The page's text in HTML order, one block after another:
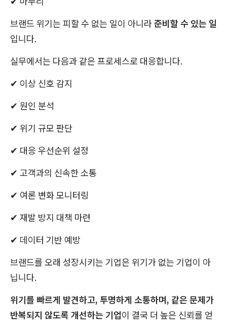
브랜드 위기는 피할 수 없는 일이 아니라준비할 수 있는 일
입니다.
실무에서는 다음과 같은 프로세스로 대응합니다.
✔ 이상 신호 감지
✔ 원인 분석
✔ 위기 규모 판단
✔ 대응 우선순위 설정
✔ 고객과의 신속한 소통
✔ 여론 변화 모니터링
✔ 재발 방지 대책 마련
✔ 데이터 기반 예방
브랜드를 오래 성장시키는 기업은 위기가 없는 기업이 아
닙니다.
위기를 빠르게 발견하고, 투명하게 소통하며, 같은 문제가
반복되지 않도록 개선하는 기업이 결국 더 높은 신뢰를 얻